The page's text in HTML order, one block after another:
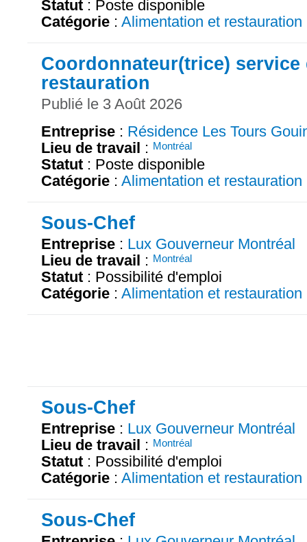
Statut : Poste disponible
Catégorie : Alimentation et restauration
Coordonnateur(trice) service
restauration
Publié le 3 Août 2026
Entreprise : Résidence Les Tours
Lieu de travail : Montréal
Statut : Poste disponible
Catégorie : Alimentation et restauration
Sous-Chef
Entreprise : Lux Gouverneur Montréal
Lieu de travail : Montréal
Statut : Possibilité d'emploi
Catégorie : Alimentation et restauration
Sous-Chef
Entreprise : Lux Gouverneur Montréal
Lieu de travail : Montréal
Statut : Possibilité d'emploi
Catégorie : Alimentation et restauration
Sous-Chef